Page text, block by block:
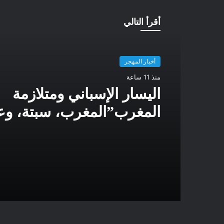
أقرأ التالي
أخبار المهجر
منذ 11 ساعة
اليسار الإسباني ومتلازمة
المغرب”المغرب، سبتة،